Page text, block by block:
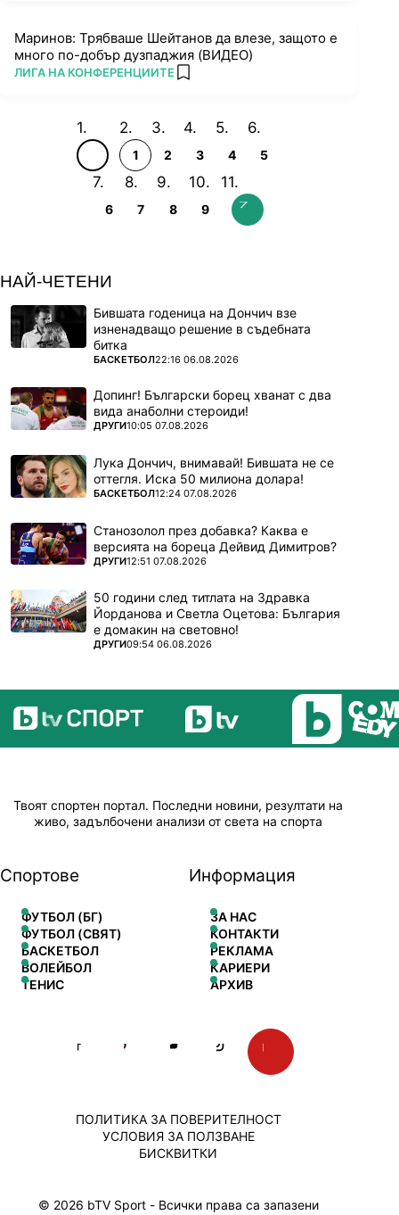
Маринов: Трябваше Шейтанов да влезе, защото е
много по-добър дузпаджия (ВИДЕО)
ПОВЕЧЕ ОТ
ЛИГА НА КОНФЕРЕНЦИИТЕ add favorites
1 2 3 4 5
6 7 8 9
НАЙ-ЧЕТЕНИ
Бившата годеница на Дончич взе
изненадващо решение в съдебната
битка
ПОВЕЧЕ ОТ
БАСКЕТБОЛ22:16 06.08.2026
Допинг! Български борец хванат с два
вида анаболни стероиди!
ПОВЕЧЕ ОТ
ДРУГИ10:05 07.08.2026
Лука Дончич, внимавай! Бившата не се
оттегля. Иска 50 милиона долара!
ПОВЕЧЕ ОТ
БАСКЕТБОЛ12:24 07.08.2026
Станозолол през добавка? Каква е
версията на бореца Дейвид Димитров?
ПОВЕЧЕ ОТ
ДРУГИ12:51 07.08.2026
50 години след титлата на Здравка
Йорданова и Светла Оцетова: България
е домакин на световно!
ПОВЕЧЕ ОТ
ДРУГИ09:54 06.08.2026
Твоят спортен портал. Последни новини, резултати на
живо, задълбочени анализи от света на спорта
Спортове
ФУТБОЛ (БГ)
ФУТБОЛ (СВЯТ)
БАСКЕТБОЛ
ВОЛЕЙБОЛ
ТЕНИС
Информация
ЗА НАС
КОНТАКТИ
РЕКЛАМА
КАРИЕРИ
АРХИВ
© 2026 bTV Sport - Всички права са запазени
ПОЛИТИКА ЗА ПОВЕРИТЕЛНОСТ
УСЛОВИЯ ЗА ПОЛЗВАНЕ
БИСКВИТКИ